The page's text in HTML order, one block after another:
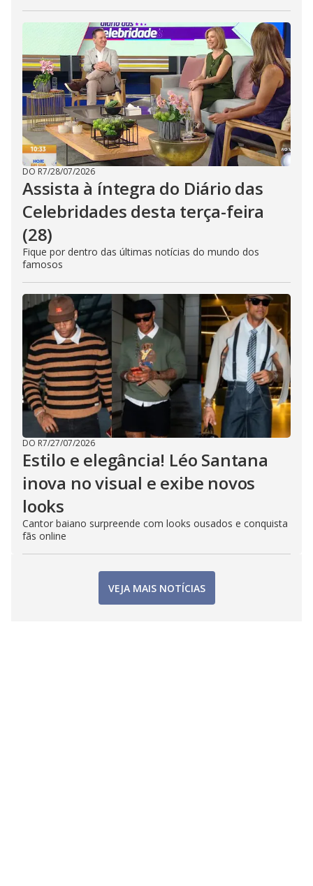
DO R7/28/07/2026
Assista à íntegra do Diário das
Celebridades desta terça-feira
(28)
Fique por dentro das últimas notícias do mundo dos
famosos
DO R7/27/07/2026
Estilo e elegância! Léo Santana
inova no visual e exibe novos
looks
Cantor baiano surpreende com looks ousados e conquista
fãs online
VEJA MAIS NOTÍCIAS